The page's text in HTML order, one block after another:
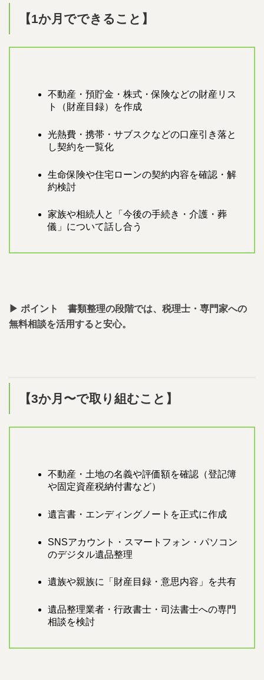
【1か月でできること】
不動産・預貯金・株式・保険などの財産リス
ト（財産目録）を作成
光熱費・携帯・サブスクなどの口座引き落と
し契約を一覧化
生命保険や住宅ローンの契約内容を確認・解
約検討
家族や相続人と「今後の手続き・介護・葬
儀」について話し合う
▶︎ ポイント 書類整理の段階では、税理士・専門家への
無料相談を活用すると安心。
【3か月〜で取り組むこと】
不動産・土地の名義や評価額を確認（登記簿
や固定資産税納付書など）
遺言書・エンディングノートを正式に作成
SNSアカウント・スマートフォン・パソコン
のデジタル遺品整理
遺族や親族に「財産目録・意思内容」を共有
遺品整理業者・行政書士・司法書士への専門
相談を検討